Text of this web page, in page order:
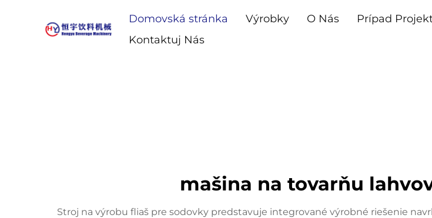
Domovská stránka Výrobky O Nás Prípad
Kontaktuj Nás
mašina na tovarňu
Stroj na výrobu fliaš pre sodovky predstavuje integrované výrobné riešenie